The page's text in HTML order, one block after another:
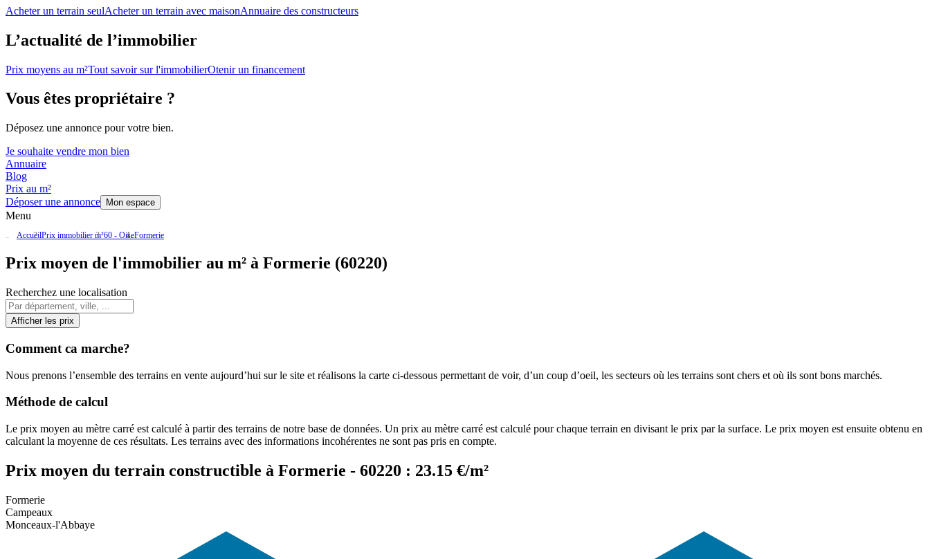
Acheter un terrain seulAcheter un terrain avec maisonAnnuaire des constructeurs
L’actualité de l’immobilier
Prix moyens au m²Tout savoir sur l'immobilierOtenir un financement
Vous êtes propriétaire ?
Déposez une annonce pour votre bien.
Je souhaite vendre mon bien
Annuaire
Blog
Prix au m²
Déposer une annonce
Mon espace
Menu
AccueilPrix immobilier m²60 - OiseFormerie
Prix moyen de l'immobilier au m² à Formerie (60220)
Recherchez une localisation
Afficher les prix
Comment ca marche?
Nous prenons l’ensemble des terrains en vente aujourd’hui sur le site et réalisons la carte ci-dessous permettant de voir, d’un coup d’oeil, les secteurs où les terrains sont chers et où ils sont bons marchés.
Méthode de calcul
Le prix moyen au mètre carré est calculé à partir des terrains de notre base de données. Un prix au mètre carré est calculé pour chaque terrain en divisant le prix par la surface. Le prix moyen est ensuite obtenu en
calculant la moyenne de ces résultats. Les terrains avec des informations incohérentes ne sont pas pris en compte.
Prix moyen du terrain constructible à Formerie - 60220 : 23.15 €/m²
Formerie
Campeaux
Monceaux-l'Abbaye